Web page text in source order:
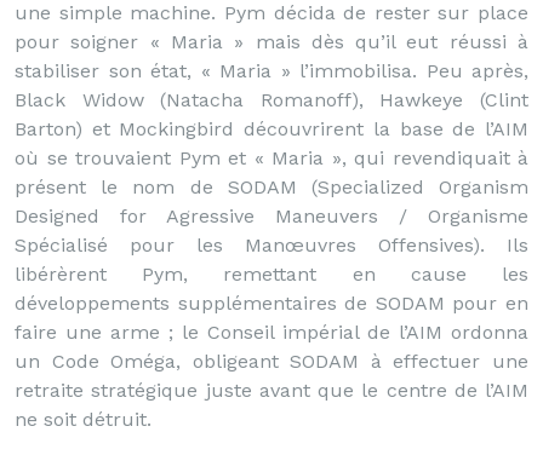
une simple machine. Pym décida de rester sur place
pour soigner « Maria » mais dès qu’il eut réussi à
stabiliser son état, « Maria » l’immobilisa. Peu après,
Black Widow (Natacha Romanoff), Hawkeye (Clint
Barton) et Mockingbird découvrirent la base de l’AIM
où se trouvaient Pym et « Maria », qui revendiquait à
présent le nom de SODAM (Specialized Organism
Designed for Agressive Maneuvers / Organisme
Spécialisé pour les Manœuvres Offensives). Ils
libérèrent Pym, remettant en cause les
développements supplémentaires de SODAM pour en
faire une arme ; le Conseil impérial de l’AIM ordonna
un Code Oméga, obligeant SODAM à effectuer une
retraite stratégique juste avant que le centre de l’AIM
ne soit détruit.